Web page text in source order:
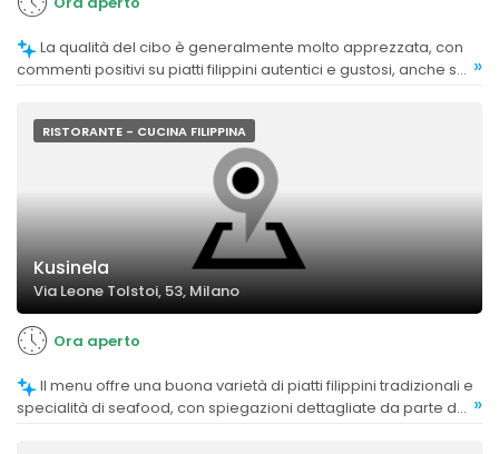
commenti positivi su piatti filippini autentici e gustosi, anche se »
RISTORANTE - CUCINA FILIPPINA
Kusinela
Via Leone Tolstoi, 53, Milano
Ora aperto
specialità di seafood, con spiegazioni dettagliate da parte del »